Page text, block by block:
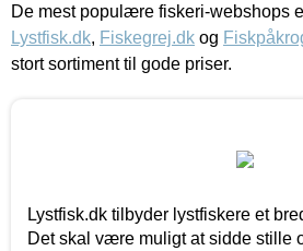
De mest populære fiskeri-webshops
Lystfisk.dk, Fiskegrej.dk og
stort sortiment til gode priser.
Lystfisk.dk tilbyder lystfiskere et
Det skal være muligt at sidde stille